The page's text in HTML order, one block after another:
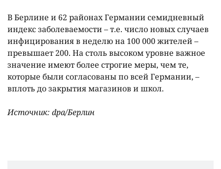
В Берлине и 62 районах Германии семидневный
индекс заболеваемости – т.е. число новых случаев
инфицирования в неделю на 100 000 жителей –
превышает 200. На столь высоком уровне важное
значение имеют более строгие меры, чем те,
которые были согласованы по всей Германии, –
вплоть до закрытия магазинов и школ.
Источник: dpa/Берлин